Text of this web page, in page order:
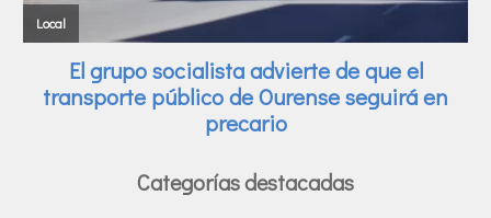
Categorías destacadas